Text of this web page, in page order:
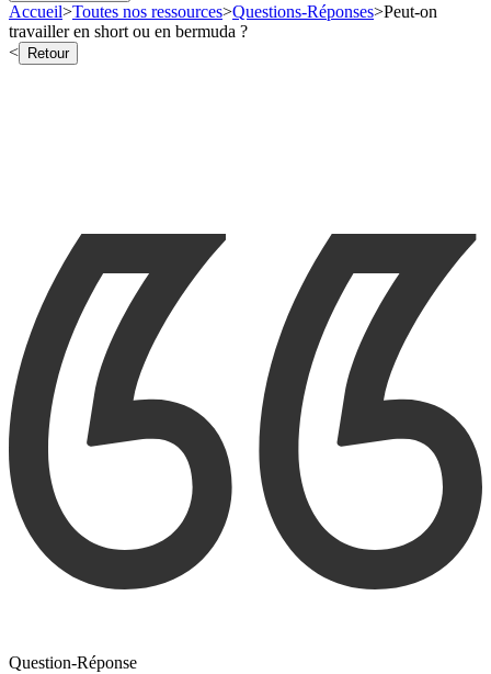
Accueil>Toutes nos ressources>Questions-Réponses>Peut-on
travailler en short ou en bermuda ?
<
Retour
Question-Réponse